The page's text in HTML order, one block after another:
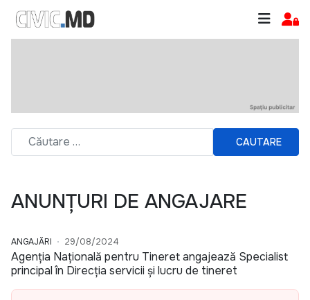
CAUTARE
ANUNȚURI DE ANGAJARE
ANGAJĂRI 29/08/2024
Agenția Națională pentru Tineret angajează Specialist
principal în Direcția servicii și lucru de tineret